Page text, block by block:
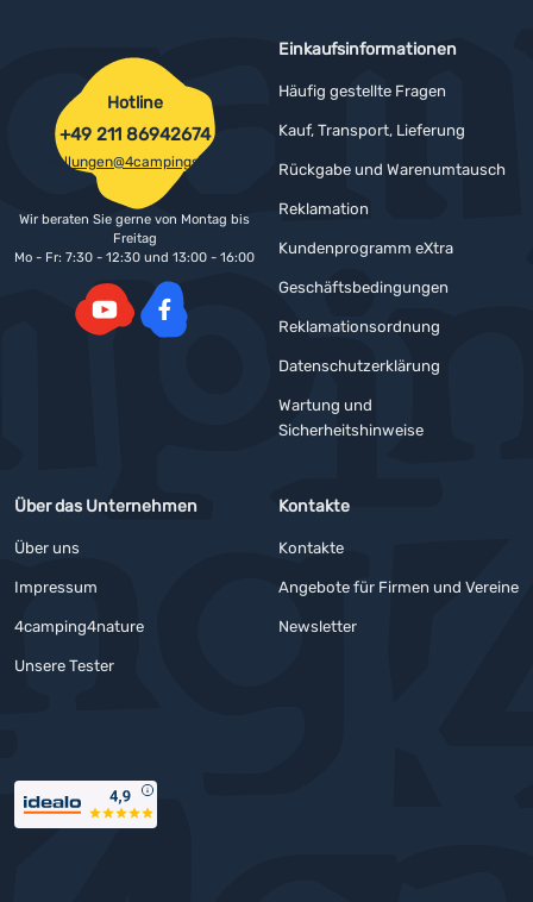
Einkaufsinformationen
Häufig gestellte Fragen
Kauf, Transport, Lieferung
Rückgabe und Warenumtausch
Reklamation
Kundenprogramm eXtra
Geschäftsbedingungen
Reklamationsordnung
Datenschutzerklärung
Wartung und
Sicherheitshinweise
Über das Unternehmen
Über uns
Impressum
4camping4nature
Unsere Tester
Kontakte
Kontakte
Angebote für Firmen und Vereine
Newsletter
Hotline
+49 211 86942674
bestellungen@4campingshop.de
Wir beraten Sie gerne von Montag bis
Freitag
Mo - Fr: 7:30 - 12:30 und 13:00 - 16:00
Auszeichnungen